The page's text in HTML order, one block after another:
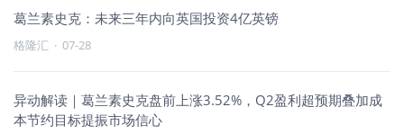
葛兰素史克：未来三年内向英国投资4亿英镑
格隆汇 · 07-28
异动解读｜葛兰素史克盘前上涨3.52%，Q2盈利超预期叠加成
本节约目标提振市场信心